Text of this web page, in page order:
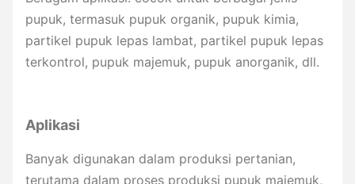
pupuk, termasuk pupuk organik, pupuk kimia,
partikel pupuk lepas lambat, partikel pupuk lepas
terkontrol, pupuk majemuk, pupuk anorganik, dll.
Aplikasi
Banyak digunakan dalam produksi pertanian,
terutama dalam proses produksi pupuk majemuk,